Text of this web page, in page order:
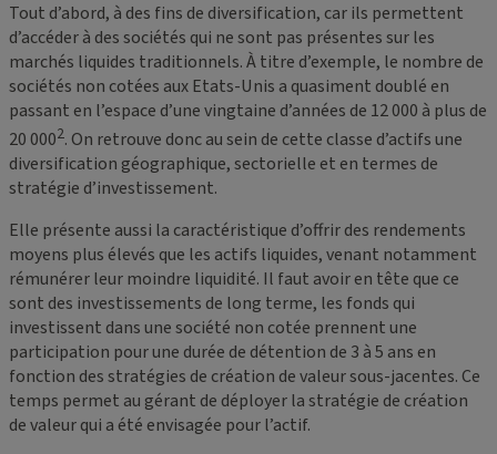
Tout d’abord, à des fins de diversification, car ils permettent
d’accéder à des sociétés qui ne sont pas présentes sur les
marchés liquides traditionnels. À titre d’exemple, le nombre de
sociétés non cotées aux Etats-Unis a quasiment doublé en
passant en l’espace d’une vingtaine d’années de 12 000 à plus de
20 0002. On retrouve donc au sein de cette classe d’actifs une
diversification géographique, sectorielle et en termes de
stratégie d’investissement.
Elle présente aussi la caractéristique d’offrir des rendements
moyens plus élevés que les actifs liquides, venant notamment
rémunérer leur moindre liquidité. Il faut avoir en tête que ce
sont des investissements de long terme, les fonds qui
investissent dans une société non cotée prennent une
participation pour une durée de détention de 3 à 5 ans en
fonction des stratégies de création de valeur sous-jacentes. Ce
temps permet au gérant de déployer la stratégie de création
de valeur qui a été envisagée pour l’actif.